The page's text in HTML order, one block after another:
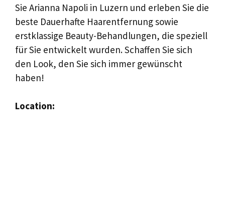
Sie Arianna Napoli in Luzern und erleben Sie die
beste Dauerhafte Haarentfernung sowie
erstklassige Beauty-Behandlungen, die speziell
für Sie entwickelt wurden. Schaffen Sie sich
den Look, den Sie sich immer gewünscht
haben!
Location: